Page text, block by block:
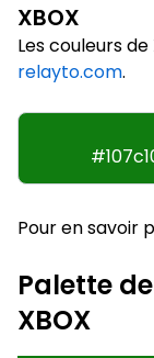
XBOX
Les couleurs
relayto.com.
Pour en savoir
Palette
XBOX